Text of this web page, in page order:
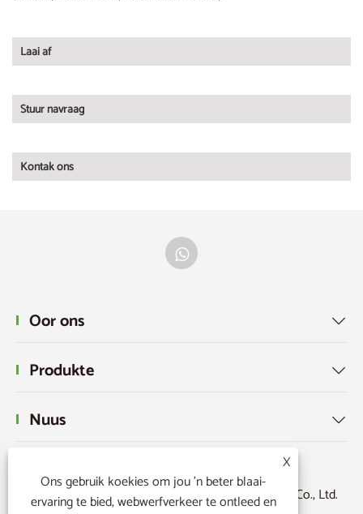
Laai af
Stuur navraag
Kontak ons
Oor ons 
Produkte 
Nuus 
Kopiereg © 2024 Zhejiang Jiayu Outdoor Products Co., Ltd.
X
Ons gebruik koekies om jou 'n beter blaai-
ervaring te bied, webwerfverkeer te ontleed en